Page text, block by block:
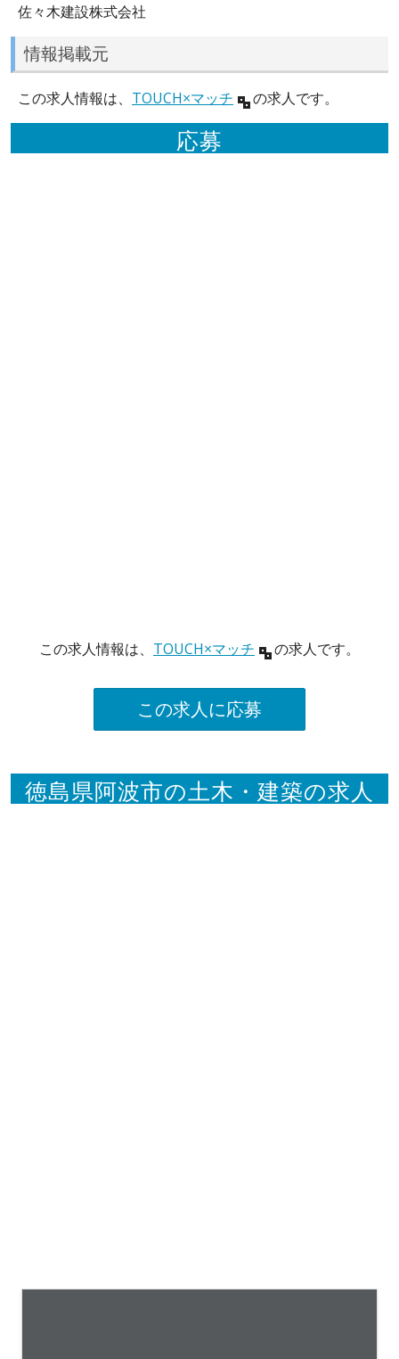
佐々木建設株式会社
情報掲載元
この求人情報は、 TOUCH×マッチ の求人です。
応募
この求人情報は、 TOUCH×マッチ の求人です。
この求人に応募
徳島県阿波市の土木・建築の求人